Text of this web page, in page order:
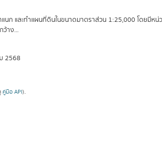
แนก และทำแผนที่ดินในขนาดมาตราส่วน 1:25,000 โดยมี
ว้าง...
2568
คู่มือ API).